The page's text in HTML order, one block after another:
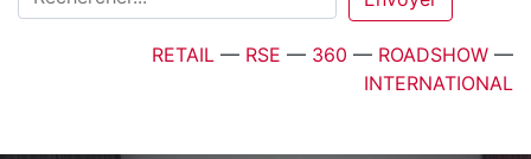
RETAIL — RSE — 360 — ROADSHOW —
INTERNATIONAL